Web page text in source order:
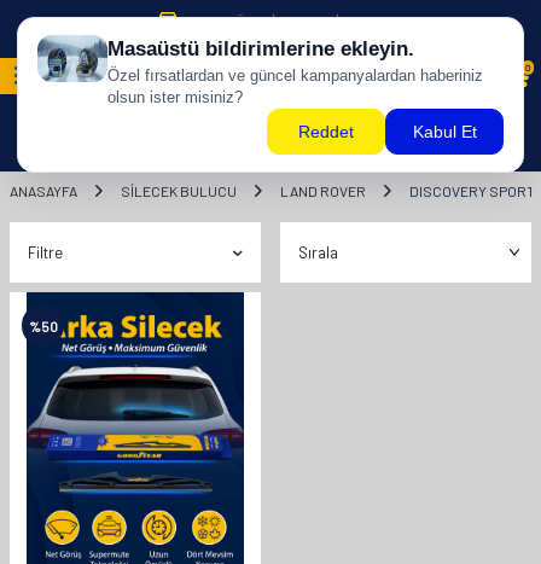
500 TL ÜZERİ KARGO BİZDEN !
0
ANASAYFA SILECEK BULUCU LAND ROVER DISCOVERY SPORT
Filtre
%50